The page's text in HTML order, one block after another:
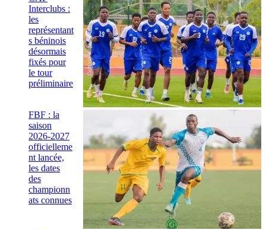
Interclubs :
les
représentant
s béninois
désormais
fixés pour
le tour
préliminaire
FBF : la
saison
2026-2027
officielleme
nt lancée,
les dates
des
championn
ats connues